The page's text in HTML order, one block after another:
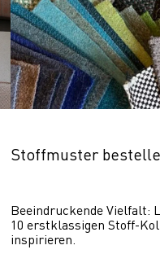
Stoffmuster
Beeindruckende Vielfalt:
10 erstklassigen Stoff-
inspirieren.